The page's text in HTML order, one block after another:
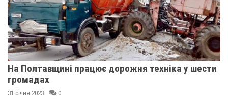
На Полтавщині працює дорожня техніка у шести
громадах
31 січня 2023 0